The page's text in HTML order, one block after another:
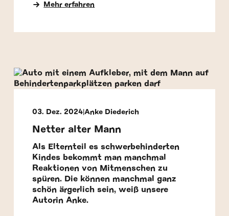
Mehr erfahren
03. Dez. 2024 Anke Diederich
Netter alter Mann
Als Elternteil es schwerbehinderten
Kindes bekommt man manchmal
Reaktionen von Mitmenschen zu
spüren. Die können manchmal ganz
schön ärgerlich sein, weiß unsere
Autorin Anke.